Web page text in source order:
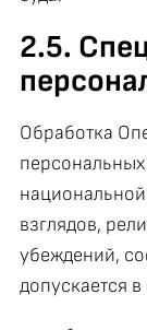
2.5.
Обработка
взглядов,
убеждений,
допускается в